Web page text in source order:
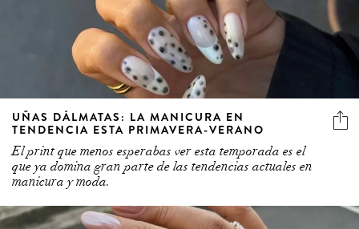
UÑAS DÁLMATAS: LA MANICURA EN
TENDENCIA ESTA PRIMAVERA-VERANO
El print que menos esperabas ver esta temporada es el
que ya domina gran parte de las tendencias actuales en
manicura y moda.